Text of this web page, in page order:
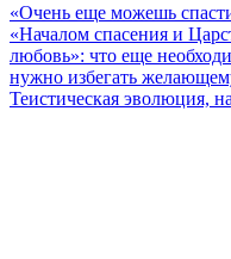
«Очень еще можешь
«Началом спасения и
любовь»: что еще
нужно избегать
Теистическая эволюция,